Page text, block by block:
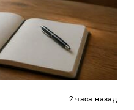
2 часа назад